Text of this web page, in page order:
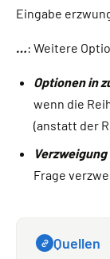
Eingabe
…: Weitere
Optionen in
wenn die
(anstatt der
Frage
Quellen